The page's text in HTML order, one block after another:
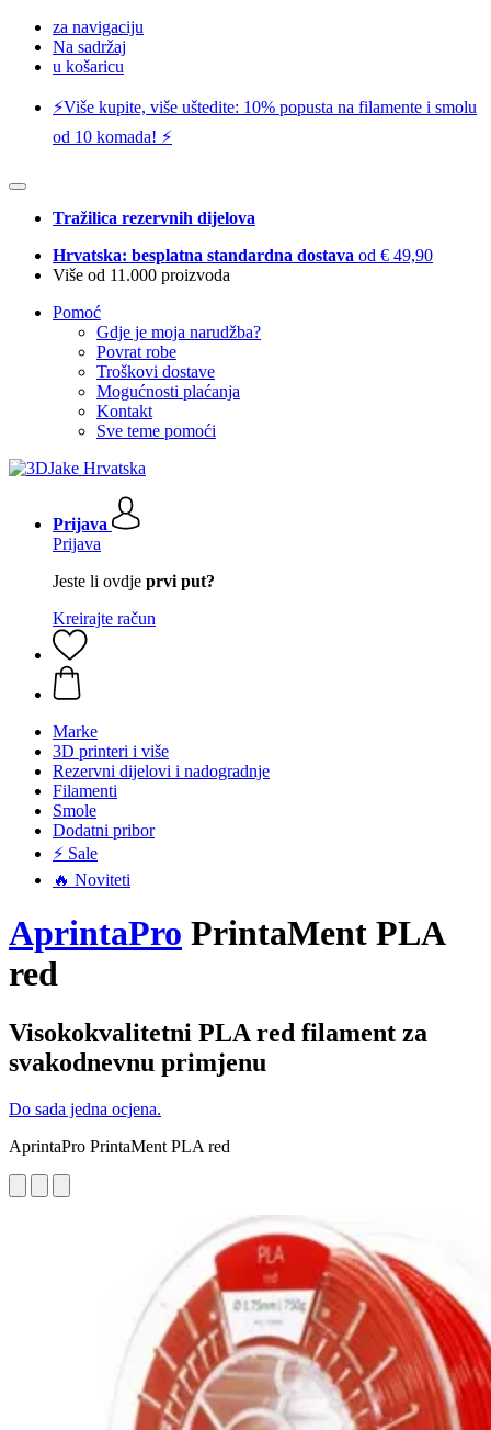
za navigaciju
Na sadržaj
u košaricu
⚡️Više kupite, više uštedite: 10% popusta na filamente i smolu
od 10 komada! ⚡️
Tražilica rezervnih dijelova
Hrvatska: besplatna standardna dostava od € 49,90
Više od 11.000 proizvoda
Pomoć
Gdje je moja narudžba?
Povrat robe
Troškovi dostave
Mogućnosti plaćanja
Kontakt
Sve teme pomoći
Prijava
Prijava
Jeste li ovdje prvi put?
Kreirajte račun
Marke
3D printeri i više
Rezervni dijelovi i nadogradnje
Filamenti
Smole
Dodatni pribor
⚡ Sale
🔥 Noviteti
AprintaPro PrintaMent PLA
red
Visokokvalitetni PLA red filament za
svakodnevnu primjenu
Do sada jedna ocjena.
AprintaPro PrintaMent PLA red